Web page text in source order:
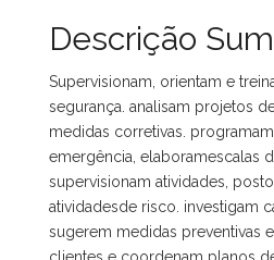
Descrição
Supervisionam, orientam e
segurança. analisam projetos
medidas corretivas.
emergência, elaboramescalas
supervisionam atividades,
atividadesde risco. investigam
sugerem medidas preventivas